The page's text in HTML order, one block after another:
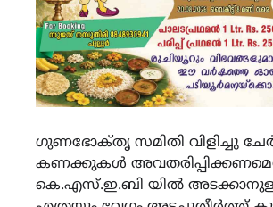
ഗുണഭോക്‌തൃ സമിതി വിളിച്ചു
കണക്കുകൾ
കെ.എസ്.ഇ.ബി യിൽ